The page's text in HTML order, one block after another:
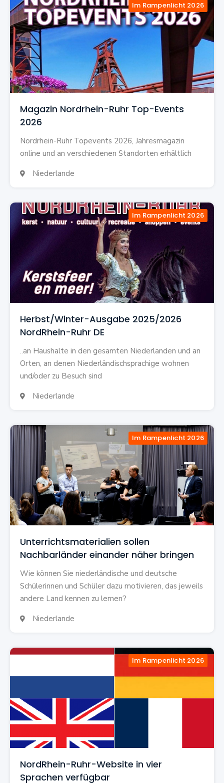
Im Rampenlicht 2026
Magazin Nordrhein-Ruhr Top-Events
2026
Nordrhein-Ruhr Topevents 2026, Jahresmagazin
online und an verschiedenen Standorten erhältlich
 Niederlande
Im Rampenlicht 2026
Herbst/Winter-Ausgabe 2025/2026
NordRhein-Ruhr DE
..an Haushalte in den gesamten Niederlanden und an
Orten, an denen Niederländischsprachige wohnen
und/oder zu Besuch sind
 Niederlande
Im Rampenlicht 2026
Unterrichtsmaterialien sollen
Nachbarländer einander näher bringen
Wie können Sie niederländische und deutsche
Schülerinnen und Schüler dazu motivieren, das jeweils
andere Land kennen zu lernen?
 Niederlande
Im Rampenlicht 2026
NordRhein-Ruhr-Website in vier
Sprachen verfügbar